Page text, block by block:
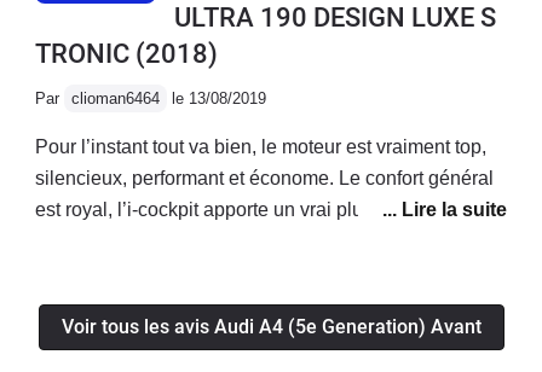
ULTRA 190 DESIGN LUXE S
TRONIC (2018)
Par clioman6464 le 13/08/2019
Pour l’instant tout va bien, le moteur est vraiment top,
silencieux, performant et économe. Le confort général
est royal, l’i-cockpit apporte un vrai plus! La voiture a
permet d’avoir une voiture bonne à tout faire!
Voir tous les avis Audi A4 (5e Generation) Avant